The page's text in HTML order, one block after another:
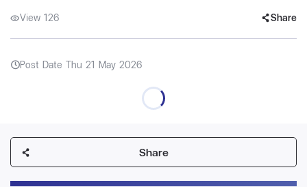
View 126 Share
Post Date Thu 21 May 2026
Share